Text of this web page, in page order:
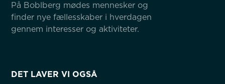
På Boblberg mødes mennesker og
finder nye fællesskaber i hverdagen
gennem interesser og aktiviteter.
DET LAVER VI OGSÅ